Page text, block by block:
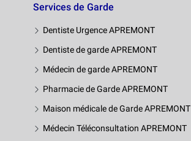
Services de Garde
Dentiste Urgence APREMONT
Dentiste de garde APREMONT
Médecin de garde APREMONT
Pharmacie de Garde APREMONT
Maison médicale de Garde APREMONT
Médecin Téléconsultation APREMONT